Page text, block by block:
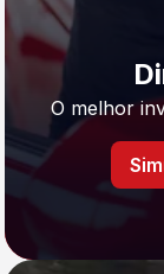
O melhor